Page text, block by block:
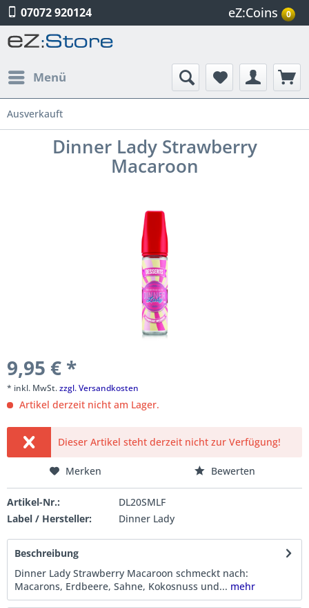
07072 920124 eZ:Coins 0
Menü
Ausverkauft
Dinner Lady Strawberry
Macaroon
9,95 € *
* inkl. MwSt.zzgl. Versandkosten
Artikel derzeit nicht am Lager.
Dieser Artikel steht derzeit nicht zur Verfügung!
Merken Bewerten
Artikel-Nr.:
DL20SMLF
Label / Hersteller:
Dinner Lady
Beschreibung
Dinner Lady Strawberry Macaroon schmeckt nach:
Macarons, Erdbeere, Sahne, Kokosnuss und... mehr